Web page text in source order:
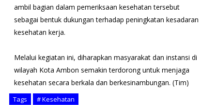
ambil bagian dalam pemeriksaan kesehatan tersebut
sebagai bentuk dukungan terhadap peningkatan kesadaran
kesehatan kerja.
Melalui kegiatan ini, diharapkan masyarakat dan instansi di
wilayah Kota Ambon semakin terdorong untuk menjaga
kesehatan secara berkala dan berkesinambungan. (Tim)
Tags # Kesehatan